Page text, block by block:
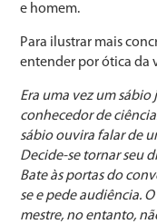
e homem.
Para ilustrar mais
entender por ótica da
Era uma vez um
conhecedor de
sábio ouvira falar de
Decide-se tornar seu
Bate às portas do
se e pede audiência.
mestre, no entanto,